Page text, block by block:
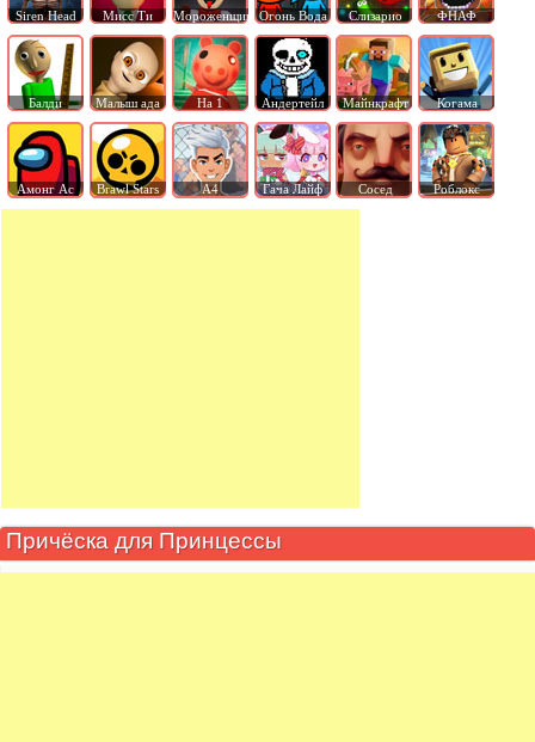
Siren Head Мисс Ти Мороженщик Огонь Вода Слизарио ФНАФ
Балди Малыш ада На 1 Андертейл Майнкрафт Когама
Амонг Ас Brawl Stars А4 Гача Лайф Сосед Роблокс
Причёска для Принцессы